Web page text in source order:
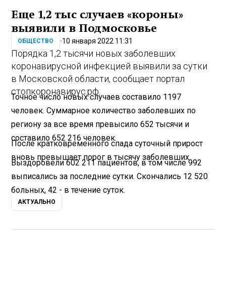
Еще 1,2 тыс случаев «короны»
выявили в Подмосковье
ОБЩЕСТВО 10 января 2022 11:31
Порядка 1,2 тысячи новых заболевших
коронавирусной инфекцией выявили за сутки
в Московской области, сообщает портал
стопкоронавирус.рф.
Точное число новых случаев составило 1197
человек. Суммарное количество заболевших по
региону за все время превысило 652 тысячи и
составило 652 216 человек.
После кратковременного спада суточный прирост
вновь превышает порог в тысячу заболевших.
Выздоровели 602 211 пациентов, в том числе 992
выписались за последние сутки. Скончались 12 520
больных, 42 - в течение суток.
АКТУАЛЬНО